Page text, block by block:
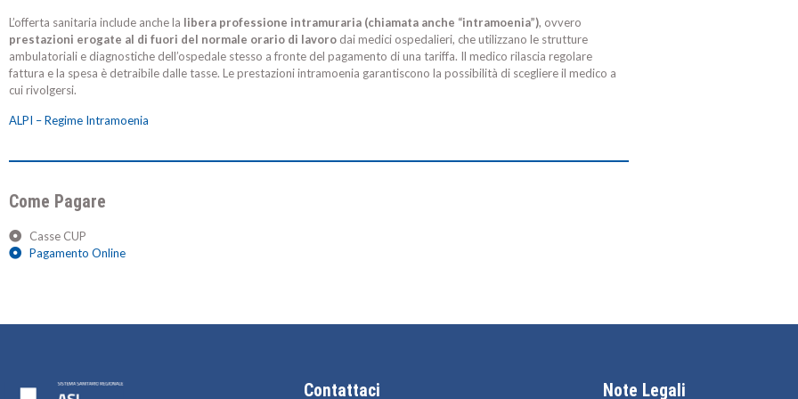
L’offerta sanitaria include anche la libera professione intramuraria (chiamata anche “intramoenia”), ovvero
prestazioni erogate al di fuori del normale orario di lavoro dai medici ospedalieri, che utilizzano le strutture
ambulatoriali e diagnostiche dell’ospedale stesso a fronte del pagamento di una tariffa. Il medico rilascia regolare
fattura e la spesa è detraibile dalle tasse. Le prestazioni intramoenia garantiscono la possibilità di scegliere il medico a
cui rivolgersi.
ALPI – Regime Intramoenia
Come Pagare
Casse CUP
Pagamento Online
Contattaci Note Legali